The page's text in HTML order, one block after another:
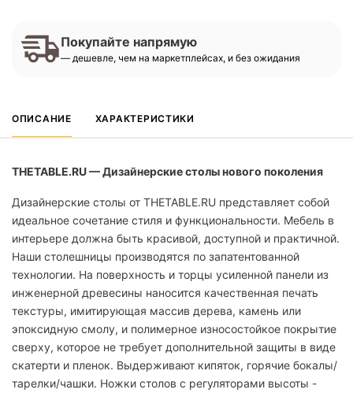
Покупайте напрямую
— дешевле, чем на маркетплейсах, и без ожидания
ОПИСАНИЕ ХАРАКТЕРИСТИКИ
THETABLE.RU — Дизайнерские столы нового поколения
Дизайнерские столы от THETABLE.RU представляет собой
идеальное сочетание стиля и функциональности. Мебель в
интерьере должна быть красивой, доступной и практичной.
Наши столешницы производятся по запатентованной
технологии. На поверхность и торцы усиленной панели из
инженерной древесины наносится качественная печать
текстуры, имитирующая массив дерева, камень или
эпоксидную смолу, и полимерное износостойкое покрытие
сверху, которое не требует дополнительной защиты в виде
скатерти и пленок. Выдерживают кипяток, горячие бокалы/
тарелки/чашки. Ножки столов с регуляторами высоты -